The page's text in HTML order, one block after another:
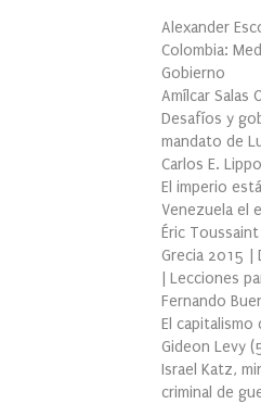
Alexander
Colombia:
Gobierno
Amílcar Salas
Desafíos y
mandato de
Carlos E. Lippo
El imperio
Venezuela el
Éric Toussaint
Grecia 2015 |
| Lecciones
Fernando
El capitalismo
Gideon Levy (
Israel Katz,
criminal de